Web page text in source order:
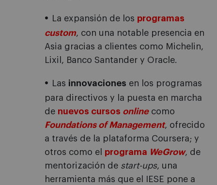
La expansión de los programas
custom, con una notable presencia en
Asia gracias a clientes como Michelin,
Lixil, Banco Santander y Oracle.
Las innovaciones en los programas
para directivos y la puesta en marcha
de nuevos cursos onlinecomo
Foundations of Management, ofrecido
a través de la plataforma Coursera; y
otros como el programa WeGrow, de
mentorización de start-ups, una
herramienta más que el IESE pone a